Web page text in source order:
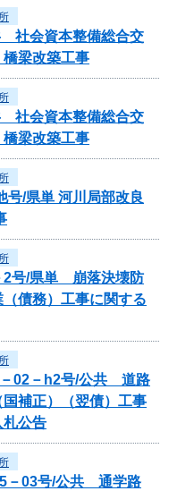
社会資本整備総合交
梁改築工事
社会資本整備総合交
梁改築工事
号/県単 河川局部改良
2号/県単 崩落決壊防
債務）工事に関する
－02－h2号/公共 道路
補正）（翌債）工事
札公告
－03号/公共 通学路